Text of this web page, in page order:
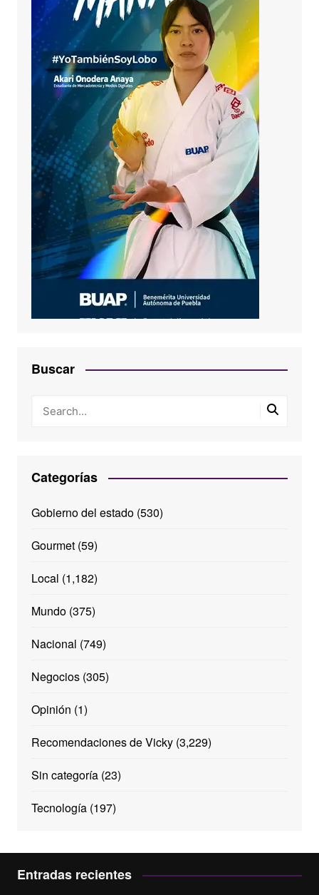
Buscar
Categorías
Gobierno del estado(530)
Gourmet(59)
Local (1,182)
Mundo(375)
Nacional (749)
Negocios(305)
Opinión (1)
Recomendaciones de Vicky(3,229)
Sin categoría(23)
Tecnología(197)
Entradas recientes